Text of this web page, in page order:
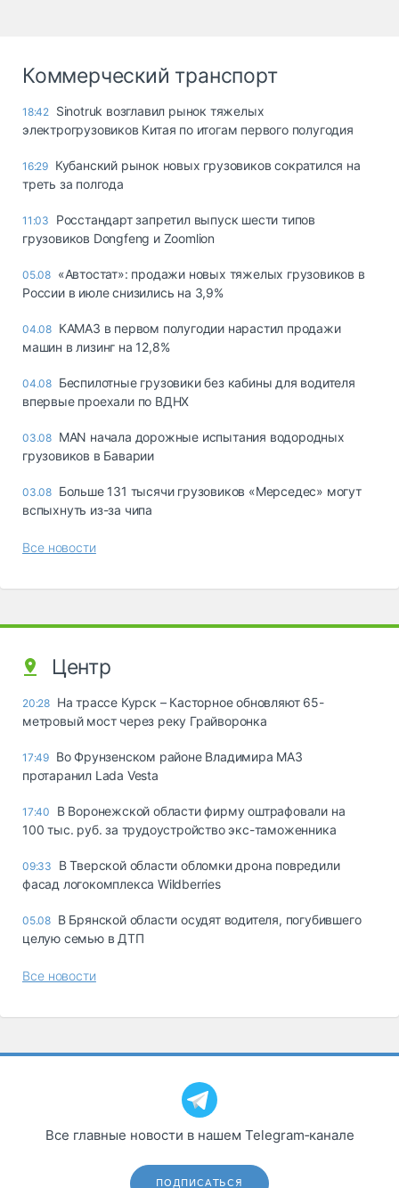
Коммерческий транспорт
18:42 Sinotruk возглавил рынок тяжелых
электрогрузовиков Китая по итогам первого полугодия
16:29 Кубанский рынок новых грузовиков сократился на
треть за полгода
11:03
Росстандарт запретил выпуск шести типов
грузовиков Dongfeng и Zoomlion
05.08 «Автостат»: продажи новых тяжелых грузовиков в
России в июле снизились на 3,9%
04.08 КАМАЗ в первом полугодии нарастил продажи
машин в лизинг на 12,8%
04.08 Беспилотные грузовики без кабины для водителя
впервые проехали по ВДНХ
03.08 MAN начала дорожные испытания водородных
грузовиков в Баварии
03.08 Больше 131 тысячи грузовиков «Мерседес» могут
вспыхнуть из-за чипа
Все новости
Центр
20:28 На трассе Курск – Касторное обновляют 65-
метровый мост через реку Грайворонка
17:49 Во Фрунзенском районе Владимира МАЗ
протаранил Lada Vesta
17:40
В Воронежской области фирму оштрафовали на
100 тыс. руб. за трудоустройство экс-таможенника
09:33
В Тверской области обломки дрона повредили
фасад логокомплекса Wildberries
05.08 В Брянской области осудят водителя, погубившего
целую семью в ДТП
Все новости
Все главные новости в нашем Telegram‑канале
ПОДПИСАТЬСЯ